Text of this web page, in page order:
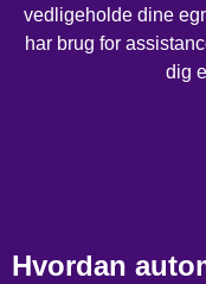
vedligeholde dine
har brug for
dig
Hvordan